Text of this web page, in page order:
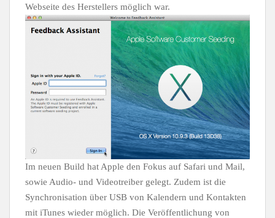
Webseite des Herstellers möglich war.
Im neuen Build hat Apple den Fokus auf Safari und Mail,
sowie Audio- und Videotreiber gelegt. Zudem ist die
Synchronisation über USB von Kalendern und Kontakten
mit iTunes wieder möglich. Die Veröffentlichung von